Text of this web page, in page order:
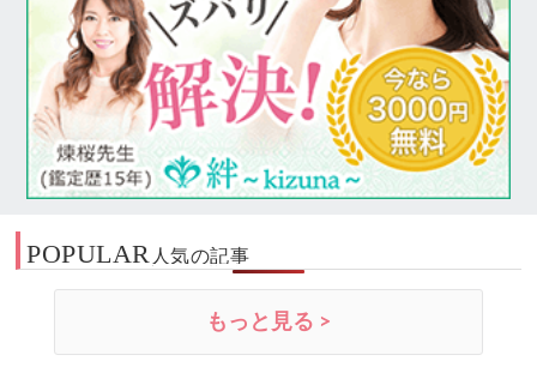
POPULAR 人気の記事
もっと見る >